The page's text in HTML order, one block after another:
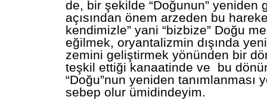
de, bir şekilde “Doğunun” yeniden
açısından önem arzeden bu
kendimizle” yani “bizbize” Doğu
eğilmek, oryantalizmin dışında
zemini geliştirmek yönünden bir
teşkil ettiği kanaatinde ve bu
“Doğu”nun yeniden tanımlanması
sebep olur ümidindeyim.